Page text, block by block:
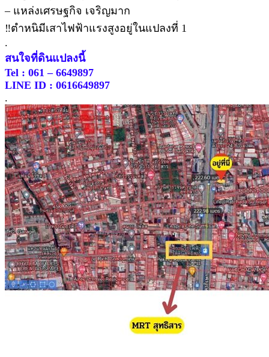
– แหล่งเศรษฐกิจ เจริญมาก
‼️ตำหนิมีเสาไฟฟ้าแรงสูงอยู่ในแปลงที่ 1
.
สนใจที่ดินแปลงนี้
Tel : 061 – 6649897
LINE ID : 0616649897
.